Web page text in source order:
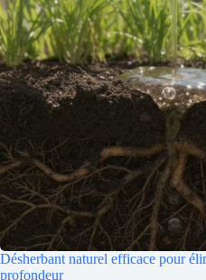
Désherbant naturel efficace pour
profondeur